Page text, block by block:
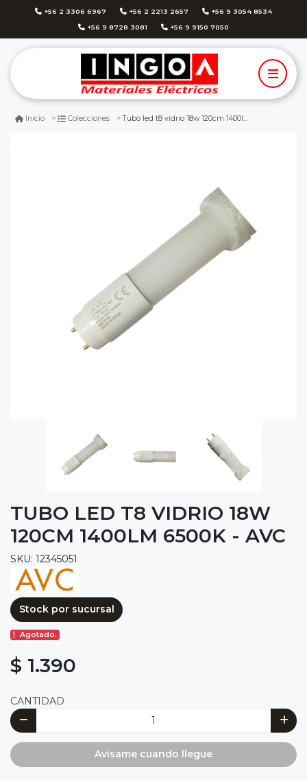
+56 2 3306 6967 +56 2 2213 2657 +56 9 3054 8534
+56 9 8728 3081 +56 9 9150 7050
Inicio Colecciones Tubo led t8 vidrio 18w 120cm 1400lm 6500k - avc
TUBO LED T8 VIDRIO 18W
120CM 1400LM 6500K - AVC
SKU: 12345051
Stock por sucursal
Agotado.
$ 1.390
CANTIDAD
Avísame cuando llegue